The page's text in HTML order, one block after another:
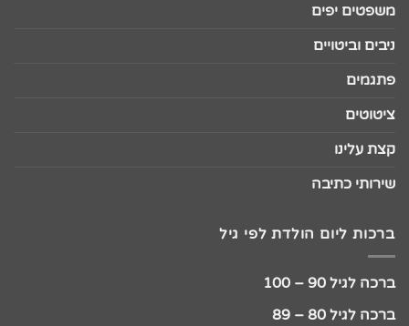
משפטים יפים
ניבים וביטויים
פתגמים
ציטוטים
קצת עלינו
שירותי כתיבה
ברכות ליום הולדת לפי גיל
ברכה לגיל 90 – 100
ברכה לגיל 80 – 89